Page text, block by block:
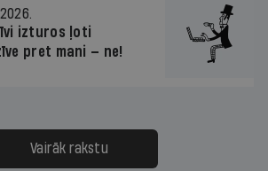
izturos ļoti
pret mani — ne!
Vairāk rakstu